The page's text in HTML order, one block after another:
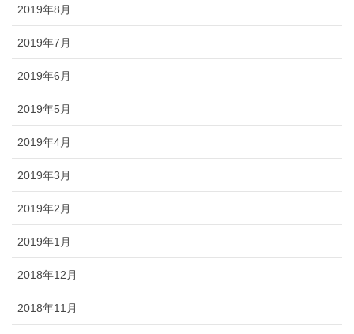
2019年8月
2019年7月
2019年6月
2019年5月
2019年4月
2019年3月
2019年2月
2019年1月
2018年12月
2018年11月